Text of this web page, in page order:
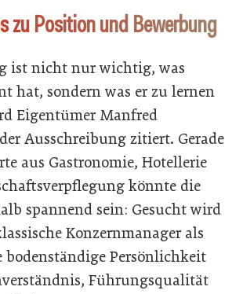
zu Position und Bewerbung
ist nicht nur wichtig, was
hat, sondern was er zu lernen
Eigentümer Manfred
Ausschreibung zitiert. Gerade
aus Gastronomie, Hotellerie
könnte die
spannend sein: Gesucht wird
Konzernmanager als
bodenständige Persönlichkeit
Führungsqualität